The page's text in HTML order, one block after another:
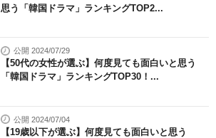
思う「韓国ドラマ」ランキングTOP2...
公開 2024/07/29
【50代の女性が選ぶ】何度見ても面白いと思う
「韓国ドラマ」ランキングTOP30！...
公開 2024/07/04
【19歳以下が選ぶ】何度見ても面白いと思う